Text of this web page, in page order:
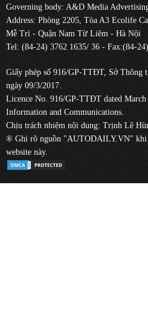
Governing body: A&D Media
Address: Phòng 2205, Tòa A3 Ecolife
Mễ Trì - Quận Nam Từ Liêm - Hà Nội
Tel: (84-24) 3762 1635/ 36 - Fax:(84-
Giấy phép số 916/GP-TTĐT, Sở Thông
ngày 09/3/2017.
Licence No. 916/GP-TTĐT dated
Information and Communications.
Chịu trách nhiệm nội dung: Trịnh Lê
® Ghi rõ nguồn "AUTODAILY.VN" khi
website này.